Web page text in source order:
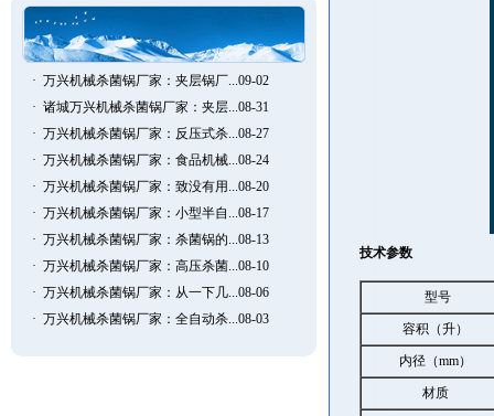
· 万兴机械杀菌锅厂家：夹层锅厂...09-02
· 诸城万兴机械杀菌锅厂家：夹层...08-31
· 万兴机械杀菌锅厂家：反压式杀...08-27
· 万兴机械杀菌锅厂家：食品机械...08-24
· 万兴机械杀菌锅厂家：致没有用...08-20
· 万兴机械杀菌锅厂家：小型半自...08-17
· 万兴机械杀菌锅厂家：杀菌锅的...08-13
· 万兴机械杀菌锅厂家：高压杀菌...08-10
· 万兴机械杀菌锅厂家：从一下几...08-06
· 万兴机械杀菌锅厂家：全自动杀...08-03
技术参数
型号
容积（升）
内径（mm）
材质